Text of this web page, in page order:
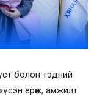
болон тэдний
ерөөж, амжилт